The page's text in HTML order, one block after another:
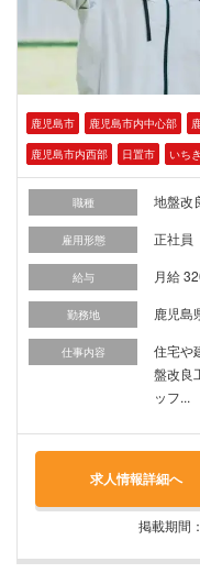
鹿児島市 鹿児島市内中心部
鹿児島市内西部
日置市 いち
職種 地盤改
雇用形態 正社員
給与 月給
勤務地 鹿児島
仕事内容
住宅や
盤改良
ッフ...
求人情報詳細へ
掲載期間